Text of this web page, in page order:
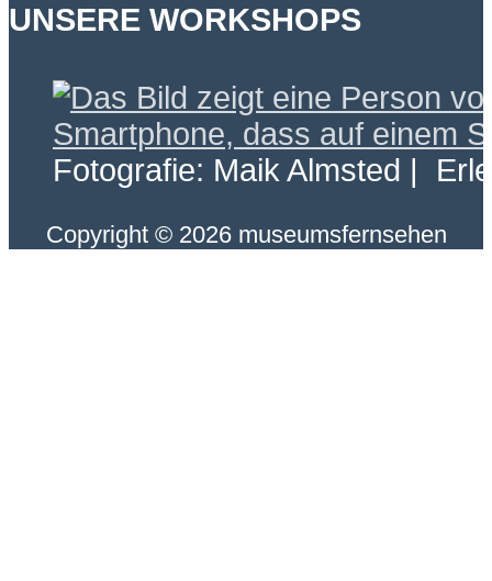
UNSERE WORKSHOPS
Fotografie: Maik Almsted |
Copyright © 2026 museumsfernsehen